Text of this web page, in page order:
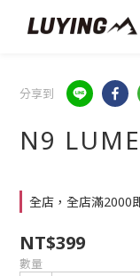
分享到
N9
全店，全店滿2000
NT$399
數量